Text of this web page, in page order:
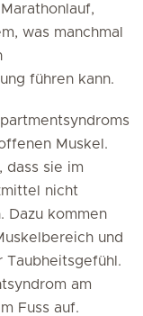
was manchmal
führen kann.
Muskel.
dass sie im
nicht
Dazu kommen
und
Taubheitsgefühl.
am
Fuss auf.